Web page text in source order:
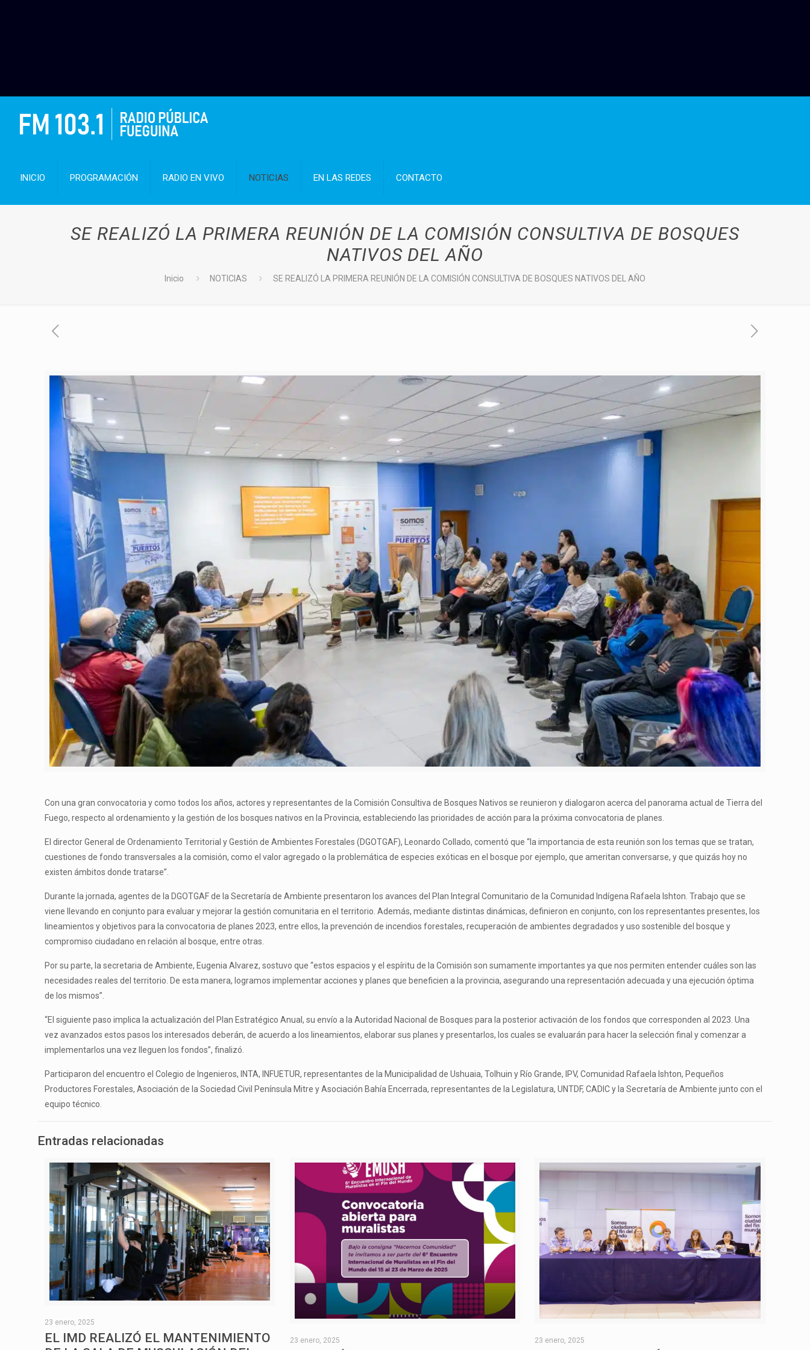
INICIO PROGRAMACIÓN RADIO EN VIVO NOTICIAS EN LAS REDES CONTACTO
SE REALIZÓ LA PRIMERA REUNIÓN DE LA COMISIÓN CONSULTIVA DE BOSQUES
NATIVOS DEL AÑO
Inicio NOTICIAS SE REALIZÓ LA PRIMERA REUNIÓN DE LA COMISIÓN CONSULTIVA DE BOSQUES NATIVOS DEL AÑO
Con una gran convocatoria y como todos los años, actores y representantes de la Comisión Consultiva de Bosques Nativos se reunieron y dialogaron acerca del panorama actual de Tierra del
Fuego, respecto al ordenamiento y la gestión de los bosques nativos en la Provincia, estableciendo las prioridades de acción para la próxima convocatoria de planes.
El director General de Ordenamiento Territorial y Gestión de Ambientes Forestales (DGOTGAF), Leonardo Collado, comentó que “la importancia de esta reunión son los temas que se tratan,
cuestiones de fondo transversales a la comisión, como el valor agregado o la problemática de especies exóticas en el bosque por ejemplo, que ameritan conversarse, y que quizás hoy no
existen ámbitos donde tratarse”.
Durante la jornada, agentes de la DGOTGAF de la Secretaría de Ambiente presentaron los avances del Plan Integral Comunitario de la Comunidad Indígena Rafaela Ishton. Trabajo que se
viene llevando en conjunto para evaluar y mejorar la gestión comunitaria en el territorio. Además, mediante distintas dinámicas, definieron en conjunto, con los representantes presentes, los
lineamientos y objetivos para la convocatoria de planes 2023, entre ellos, la prevención de incendios forestales, recuperación de ambientes degradados y uso sostenible del bosque y
compromiso ciudadano en relación al bosque, entre otras.
Por su parte, la secretaria de Ambiente, Eugenia Alvarez, sostuvo que “estos espacios y el espíritu de la Comisión son sumamente importantes ya que nos permiten entender cuáles son las
necesidades reales del territorio. De esta manera, logramos implementar acciones y planes que beneficien a la provincia, asegurando una representación adecuada y una ejecución óptima
de los mismos”.
“El siguiente paso implica la actualización del Plan Estratégico Anual, su envío a la Autoridad Nacional de Bosques para la posterior activación de los fondos que corresponden al 2023. Una
vez avanzados estos pasos los interesados deberán, de acuerdo a los lineamientos, elaborar sus planes y presentarlos, los cuales se evaluarán para hacer la selección final y comenzar a
implementarlos una vez lleguen los fondos”, finalizó.
Participaron del encuentro el Colegio de Ingenieros, INTA, INFUETUR, representantes de la Municipalidad de Ushuaia, Tolhuin y Río Grande, IPV, Comunidad Rafaela Ishton, Pequeños
Productores Forestales, Asociación de la Sociedad Civil Península Mitre y Asociación Bahía Encerrada, representantes de la Legislatura, UNTDF, CADIC y la Secretaría de Ambiente junto con el
equipo técnico.
Entradas relacionadas
23 enero, 2025
EL IMD REALIZÓ EL MANTENIMIENTO
23 enero, 2025 23 enero, 2025